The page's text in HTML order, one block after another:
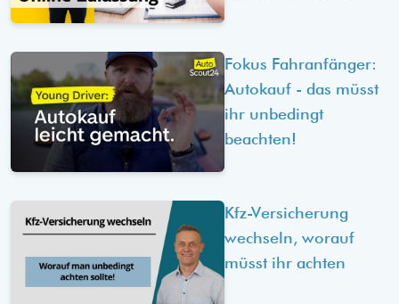
Fokus Fahranfänger:
Autokauf - das müsst
ihr unbedingt
beachten!
Kfz-Versicherung
wechseln, worauf
müsst ihr achten